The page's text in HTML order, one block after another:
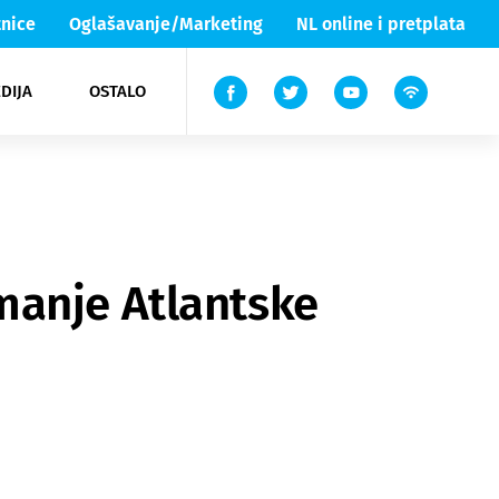
Oglašavanje/Marketing NL online i pretplata
OSTALO
Lika & Senj
TV
Atlantske